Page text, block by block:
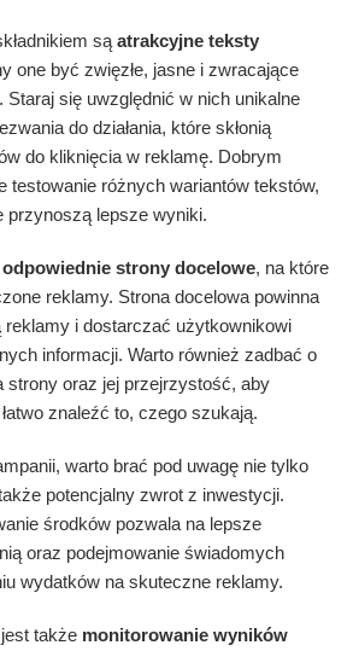
są atrakcyjne teksty
one być zwięzłe, jasne i zwracające
Staraj się uwzględnić w nich unikalne
do działania, które skłonią
do kliknięcia w reklamę. Dobrym
testowanie różnych wariantów tekstów,
przynoszą lepsze wyniki.
odpowiednie strony docelowe, na które
reklamy. Strona docelowa powinna
reklamy i dostarczać użytkownikowi
informacji. Warto również zadbać o
strony oraz jej przejrzystość, aby
znaleźć to, czego szukają.
warto brać pod uwagę nie tylko
potencjalny zwrot z inwestycji.
środków pozwala na lepsze
oraz podejmowanie świadomych
wydatków na skuteczne reklamy.
także monitorowanie wyników